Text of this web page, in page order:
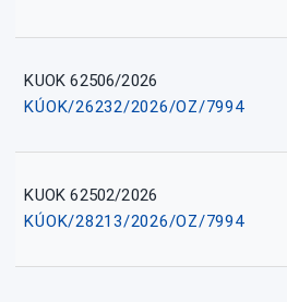
KUOK 62506/2026
KÚOK/26232/2026/OZ/7994
KUOK 62502/2026
KÚOK/28213/2026/OZ/7994